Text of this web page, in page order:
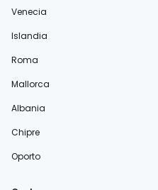
Venecia
Islandia
Roma
Mallorca
Albania
Chipre
Oporto